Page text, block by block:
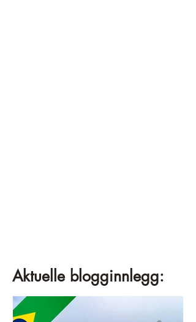
Aktuelle blogginnlegg: